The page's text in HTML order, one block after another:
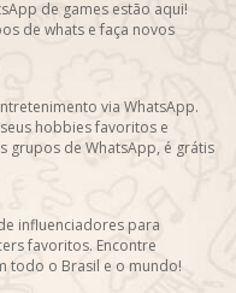
de games estão aqui!
de whats e faça novos
via WhatsApp.
hobbies favoritos e
grupos de WhatsApp, é grátis
influenciadores para
favoritos. Encontre
todo o Brasil e o mundo!